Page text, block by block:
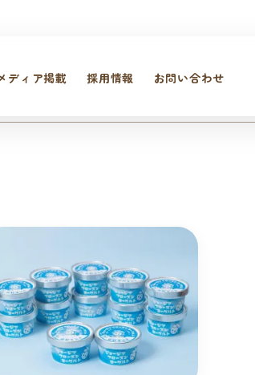
ディア掲載 採用情報 お問い合わせ
定期購入商品（サブスク） グッズ等